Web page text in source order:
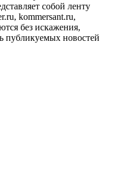
собой ленту
kommersant.ru,
без искажения,
публикуемых новостей